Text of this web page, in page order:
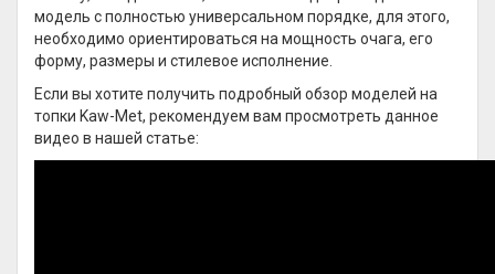
модель с полностью универсальном порядке, для этого,
необходимо ориентироваться на мощность очага, его
форму, размеры и стилевое исполнение.
Если вы хотите получить подробный обзор моделей на
топки Kaw-Met, рекомендуем вам просмотреть данное
видео в нашей статье: